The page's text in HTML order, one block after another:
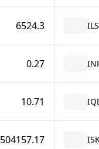
6524.3
0.27
10.71
504157.17